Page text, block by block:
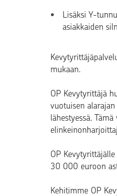
Lisäksi Y-
asiakkaiden
mukaan.
OP Kevytyrittäjä
vuotuisen
lähestyessä.
OP
30 000 euroon
Kehitimme OP